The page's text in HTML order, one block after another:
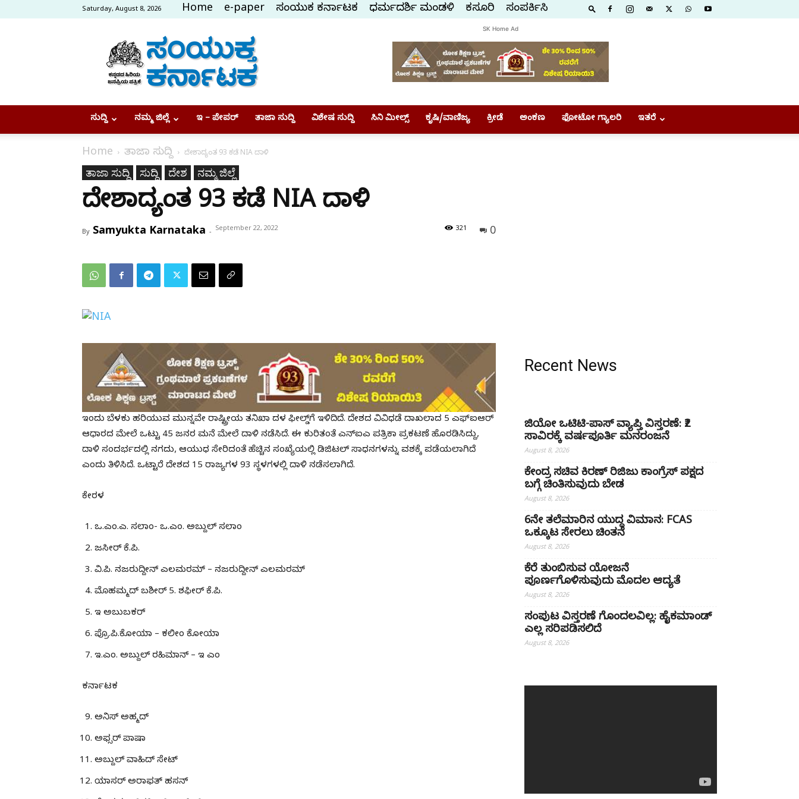
Saturday, August 8, 2026 Home e-paper ಸಂಯುಕ್ತ ಕರ್ನಾಟಕ ಧರ್ಮದರ್ಶಿ ಮಂಡಳಿ ಕಸ್ತೂರಿ ಸಂಪರ್ಕಿಸಿ
Samyukta
Karnataka
SK Home Ad
ಸುದ್ದಿ ನಮ್ಮ ಜಿಲ್ಲೆ ಇ – ಪೇಪರ್ ತಾಜಾ ಸುದ್ದಿ ವಿಶೇಷ ಸುದ್ದಿ ಸಿನಿ ಮೀಲ್ಸ್ ಕೃಷಿ/ವಾಣಿಜ್ಯ ಕ್ರೀಡೆ ಅಂಕಣ ಫೋಟೋ ಗ್ಯಾಲರಿ ಇತರೆ
Home ತಾಜಾ ಸುದ್ದಿ ದೇಶಾದ್ಯಂತ 93 ಕಡೆ NIA ದಾಳಿ
ತಾಜಾ ಸುದ್ದಿ ಸುದ್ದಿ ದೇಶ ನಮ್ಮ ಜಿಲ್ಲೆ
ದೇಶಾದ್ಯಂತ 93 ಕಡೆ NIA ದಾಳಿ
By Samyukta Karnataka - September 22, 2022 0
321
ಇಂದು ಬೆಳಕು ಹರಿಯುವ ಮುನ್ನವೇ ರಾಷ್ಟ್ರೀಯ ತನಿಖಾ ದಳ ಫೀಲ್ಡ್‌ಗೆ ಇಳಿದಿದೆ. ದೇಶದ ವಿವಿಧಡೆ ದಾಖಲಾದ 5 ಎಫ್‌ಐಆರ್‌
ಆಧಾರದ ಮೇಲೆ ಒಟ್ಟು 45 ಜನರ ಮನೆ ಮೇಲೆ ದಾಳಿ ನಡೆಸಿದೆ. ಈ ಕುರಿತಂತೆ ಎನ್‌ಐಎ ಪತ್ರಿಕಾ ಪ್ರಕಟಣೆ ಹೊರಡಿಸಿದ್ದು,
ದಾಳಿ ಸಂದರ್ಭದಲ್ಲಿ ನಗದು, ಆಯುಧ ಸೇರಿದಂತೆ ಹೆಚ್ಚಿನ ಸಂಖ್ಯೆಯಲ್ಲಿ ಡಿಜಿಟಲ್‌ ಸಾಧನಗಳನ್ನು ವಶಕ್ಕೆ ಪಡೆಯಲಾಗಿದೆ
ಎಂದು ತಿಳಿಸಿದೆ. ಒಟ್ಟಾರೆ ದೇಶದ 15 ರಾಜ್ಯಗಳ 93 ಸ್ಥಳಗಳಲ್ಲಿ ದಾಳಿ ನಡೆಸಲಾಗಿದೆ.
ಕೇರಳ
ಒ.ಎಂ.ಎ. ಸಲಾಂ- ಒ.ಎಂ. ಅಬ್ದುಲ್ ಸಲಾಂ
ಜಸೀರ್ ಕೆ.ಪಿ.
ವಿ.ಪಿ. ನಜರುದ್ದೀನ್ ಎಲಮರಮ್ – ನಜರುದ್ದೀನ್ ಎಲಮರಮ್
ಮೊಹಮ್ಮದ್ ಬಶೀರ್ 5. ಶಫೀರ್ ಕೆ.ಪಿ.
ಇ ಅಬುಬಕರ್
ಪ್ರೊ.ಪಿ.ಕೋಯಾ – ಕಲೀಂ ಕೋಯಾ
ಇ.ಎಂ. ಅಬ್ದುಲ್ ರಹಿಮಾನ್ – ಇ ಎಂ
ಕರ್ನಾಟಕ
ಅನಿಸ್ ಅಹ್ಮದ್
ಅಫ್ಸರ್ ಪಾಷಾ
ಅಬ್ದುಲ್ ವಾಹಿದ್ ಸೇಟ್
ಯಾಸರ್ ಅರಾಫತ್ ಹಸನ್
Recent News
ಜಿಯೋ ಒಟಿಟಿ-ಪಾಸ್ ವ್ಯಾಪ್ತಿ ವಿಸ್ತರಣೆ: ₹2
ಸಾವಿರಕ್ಕೆ ವರ್ಷಪೂರ್ತಿ ಮನರಂಜನೆ
August 8, 2026
ಕೇಂದ್ರ ಸಚಿವ ಕಿರಣ್ ರಿಜಿಜು ಕಾಂಗ್ರೆಸ್ ಪಕ್ಷದ
ಬಗ್ಗೆ ಚಿಂತಿಸುವುದು ಬೇಡ
August 8, 2026
6ನೇ ತಲೆಮಾರಿನ ಯುದ್ಧ ವಿಮಾನ: FCAS
ಒಕ್ಕೂಟ ಸೇರಲು ಚಿಂತನೆ
August 8, 2026
ಕೆರೆ ತುಂಬಿಸುವ ಯೋಜನೆ
ಪೂರ್ಣಗೊಳಿಸುವುದು ಮೊದಲ ಆದ್ಯತೆ
August 8, 2026
ಸಂಪುಟ ವಿಸ್ತರಣೆ ಗೊಂದಲವಿಲ್ಲ: ಹೈಕಮಾಂಡ್
ಎಲ್ಲ ಸರಿಪಡಿಸಲಿದೆ
August 8, 2026